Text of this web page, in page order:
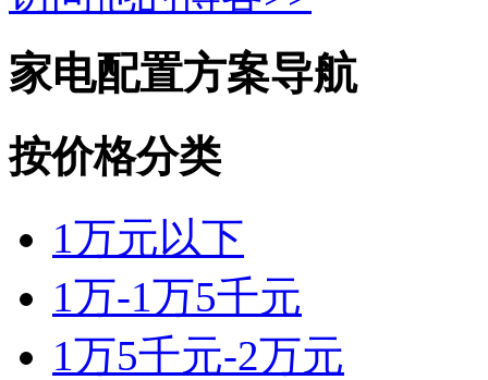
家电配置方案导航
按价格分类
1万元以下
1万-1万5千元
1万5千元-2万元